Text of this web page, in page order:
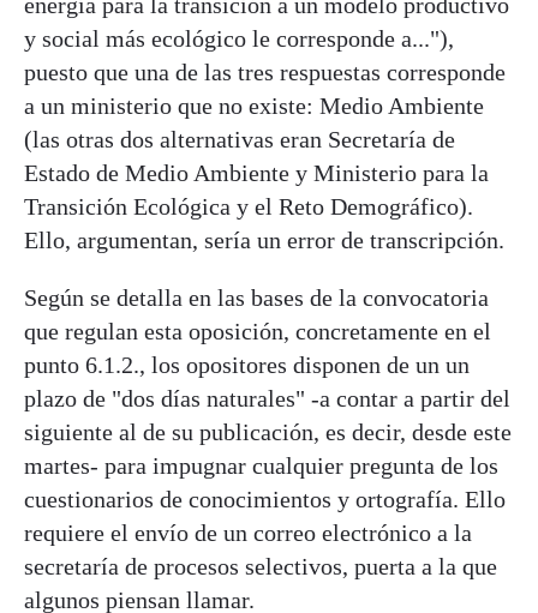
y social más ecológico le corresponde a..."),
puesto que una de las tres respuestas corresponde
a un ministerio que no existe: Medio Ambiente
(las otras dos alternativas eran Secretaría de
Estado de Medio Ambiente y Ministerio para la
Transición Ecológica y el Reto Demográfico).
Ello, argumentan, sería un error de transcripción.
Según se detalla en las bases de la convocatoria
que regulan esta oposición, concretamente en el
punto 6.1.2., los opositores disponen de un un
plazo de "dos días naturales" -a contar a partir del
siguiente al de su publicación, es decir, desde este
martes- para impugnar cualquier pregunta de los
cuestionarios de conocimientos y ortografía. Ello
requiere el envío de un correo electrónico a la
secretaría de procesos selectivos, puerta a la que
algunos piensan llamar.